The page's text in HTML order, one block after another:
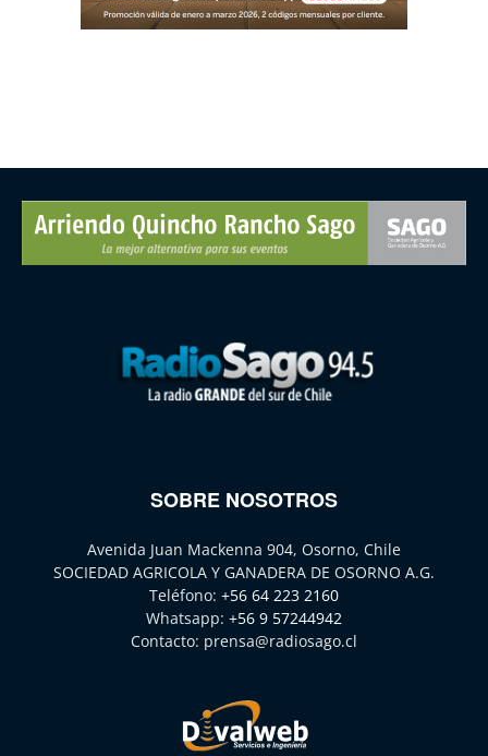
SOBRE NOSOTROS
Avenida Juan Mackenna 904, Osorno, Chile
SOCIEDAD AGRICOLA Y GANADERA DE OSORNO A.G.
Teléfono: +56 64 223 2160
Whatsapp: +56 9 57244942
Contacto: prensa@radiosago.cl